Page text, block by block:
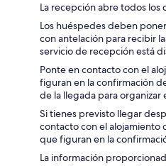
La recepción abre todos
Los huéspedes deben
con antelación para recibir
servicio de recepción está
Ponte en contacto con el
figuran en la confirmación
de la llegada para
Si tienes previsto llegar
contacto con el alojamiento
que figuran en la
La información